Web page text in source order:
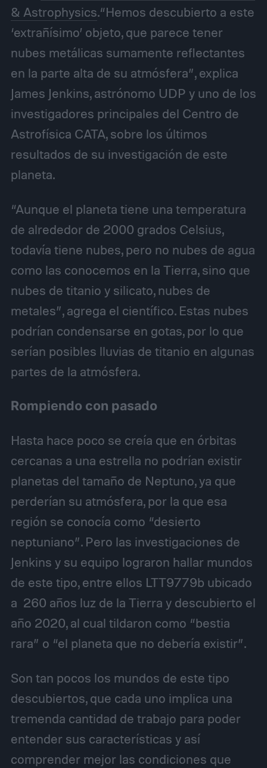
& Astrophysics.“Hemos descubierto a este
‘extrañísimo’ objeto, que parece tener
nubes metálicas sumamente reflectantes
en la parte alta de su atmósfera”, explica
James Jenkins, astrónomo UDP y uno de los
investigadores principales del Centro de
Astrofísica CATA, sobre los últimos
resultados de su investigación de este
planeta.
“Aunque el planeta tiene una temperatura
de alrededor de 2000 grados Celsius,
todavía tiene nubes, pero no nubes de agua
como las conocemos en la Tierra, sino que
nubes de titanio y silicato, nubes de
metales”, agrega el científico. Estas nubes
podrían condensarse en gotas, por lo que
serían posibles lluvias de titanio en algunas
partes de la atmósfera.
Rompiendo con pasado
Hasta hace poco se creía que en órbitas
cercanas a una estrella no podrían existir
planetas del tamaño de Neptuno, ya que
perderían su atmósfera, por la que esa
región se conocía como “desierto
neptuniano”. Pero las investigaciones de
Jenkins y su equipo lograron hallar mundos
de este tipo, entre ellos LTT9779b ubicado
a 260 años luz de la Tierra y descubierto el
año 2020, al cual tildaron como “bestia
rara” o “el planeta que no debería existir”.
Son tan pocos los mundos de este tipo
descubiertos, que cada uno implica una
tremenda cantidad de trabajo para poder
entender sus características y así
comprender mejor las condiciones que